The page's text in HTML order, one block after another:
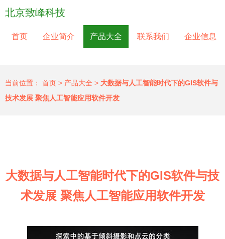
北京致峰科技
首页 企业简介 产品大全 联系我们 企业信息
当前位置： 首页 > 产品大全 > 大数据与人工智能时代下的GIS软件与
技术发展 聚焦人工智能应用软件开发
大数据与人工智能时代下的GIS软件与技
术发展 聚焦人工智能应用软件开发